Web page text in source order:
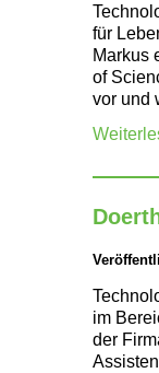
für
Markus
of
vor und
im
der